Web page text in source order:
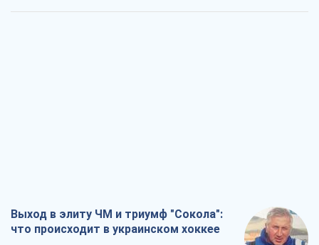
Выход в элиту ЧМ и триумф "Сокола":
что происходит в украинском хоккее